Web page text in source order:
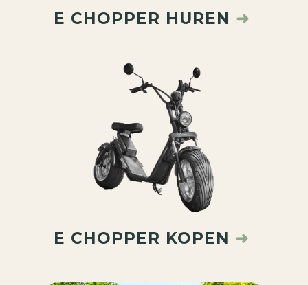
E CHOPPER HUREN ➜
E CHOPPER KOPEN ➜